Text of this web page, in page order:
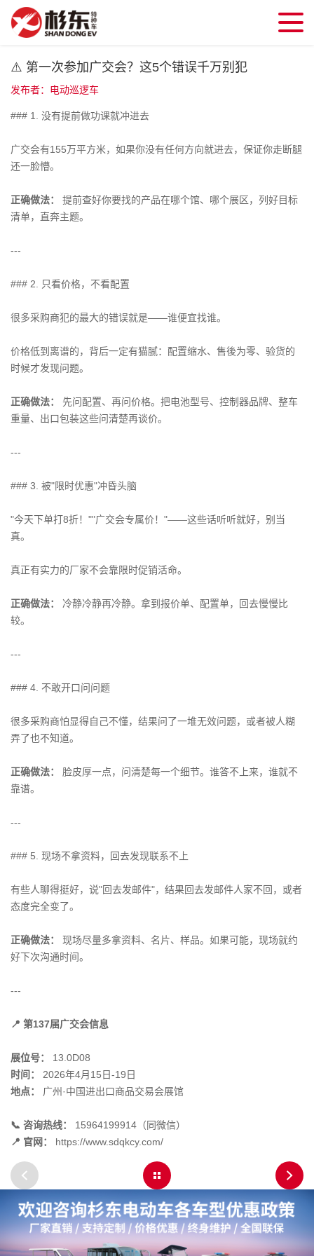
⚠️ 第一次参加广交会？这5个错误千万别犯
发布者：电动巡逻车
### 1. 没有提前做功课就冲进去
广交会有155万平方米，如果你没有任何方向就进去，保证你走断腿
还一脸懵。
正确做法：
提前查好你要找的产品在哪个馆、哪个展区，列好目标
清单，直奔主题。
---
### 2. 只看价格，不看配置
很多采购商犯的最大的错误就是——谁便宜找谁。
价格低到离谱的，背后一定有猫腻：配置缩水、售後为零、验货的
时候才发现问题。
正确做法：
先问配置、再问价格。把电池型号、控制器品牌、整车
重量、出口包装这些问清楚再谈价。
---
### 3. 被"限时优惠"冲昏头脑
"今天下单打8折！""广交会专属价！"——这些话听听就好，别当
真。
真正有实力的厂家不会靠限时促销活命。
正确做法：
冷静冷静再冷静。拿到报价单、配置单，回去慢慢比
较。
---
### 4. 不敢开口问问题
很多采购商怕显得自己不懂，结果问了一堆无效问题，或者被人糊
弄了也不知道。
正确做法：
脸皮厚一点，问清楚每一个细节。谁答不上来，谁就不
靠谱。
---
### 5. 现场不拿资料，回去发现联系不上
有些人聊得挺好，说"回去发邮件"，结果回去发邮件人家不回，或者
态度完全变了。
正确做法：
现场尽量多拿资料、名片、样品。如果可能，现场就约
好下次沟通时间。
---
📍 第137届广交会信息
展位号：
13.0D08
时间：
2026年4月15日-19日
地点：
广州·中国进出口商品交易会展馆
📞 咨询热线：
15964199914（同微信）
📍 官网：
https://www.sdqkcy.com/